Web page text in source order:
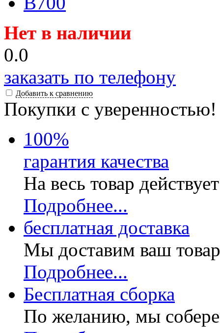
Нет в наличии
0.0
заказать по телефону
Добавить к сравнению
Покупки с уверенностью!
100%
гарантия качества
На весь товар
Подробнее...
бесплатная доставка
Мы доставим ваш
Подробнее...
Бесплатная сборка
По желанию, мы